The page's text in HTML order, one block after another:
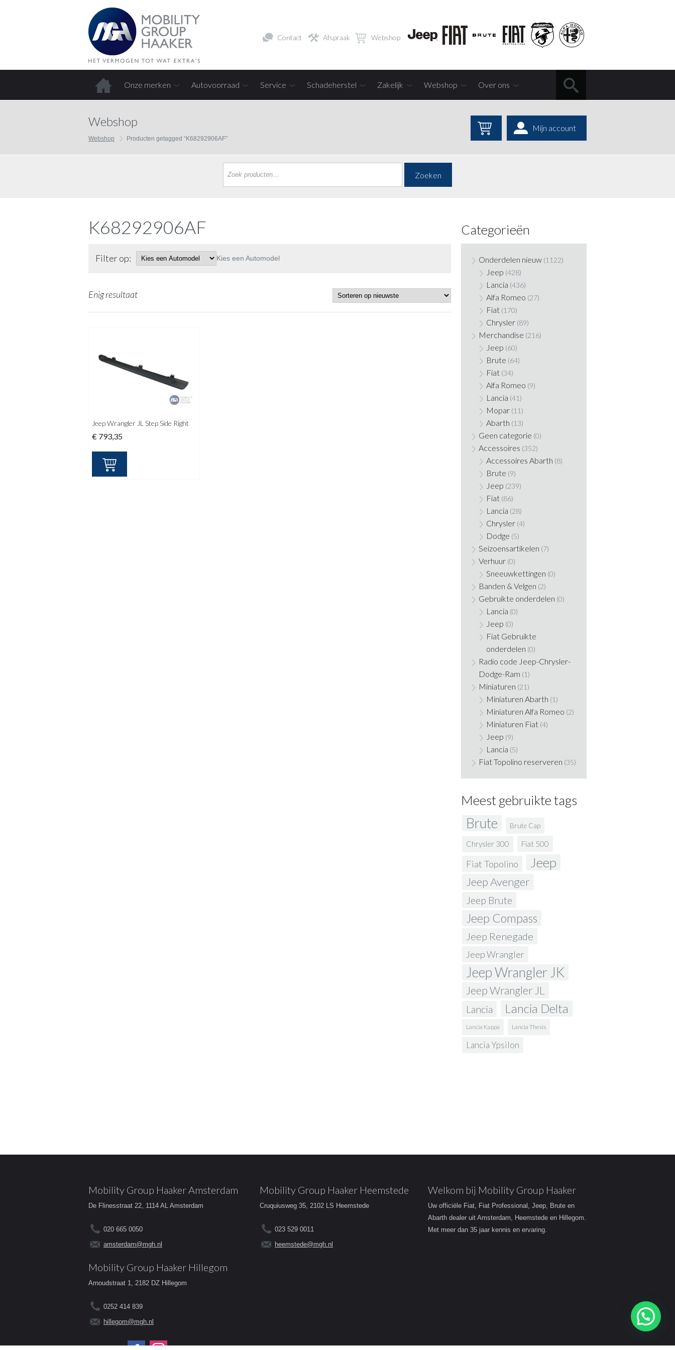
Contact Afspraak Webshop
Onze merken Autovoorraad Service Schadeherstel Zakelijk Webshop Over ons
Webshop
Webshop Producten getagged “K68292906AF”
Mijn account
Zoeken
K68292906AF
Filter op: Kies een Automodel
Enig resultaat
Jeep Wrangler JL Step Side Right
€ 793,35
Categorieën
Onderdelen nieuw (1122)
Jeep (428)
Lancia (436)
Alfa Romeo (27)
Fiat (170)
Chrysler (89)
Merchandise (216)
Jeep (60)
Brute (64)
Fiat (34)
Alfa Romeo (9)
Lancia (41)
Mopar (11)
Abarth (13)
Geen categorie (0)
Accessoires (352)
Accessoires Abarth (8)
Brute (9)
Jeep (239)
Fiat (86)
Lancia (28)
Chrysler (4)
Dodge (5)
Seizoensartikelen (7)
Verhuur (0)
Sneeuwkettingen (0)
Banden & Velgen (2)
Gebruikte onderdelen (0)
Lancia (0)
Jeep (0)
Fiat Gebruikte
onderdelen (0)
Radio code Jeep-Chrysler-
Dodge-Ram (1)
Miniaturen (21)
Miniaturen Abarth (1)
Miniaturen Alfa Romeo (2)
Miniaturen Fiat (4)
Jeep (9)
Lancia (5)
Fiat Topolino reserveren (35)
Meest gebruikte tags
Brute Brute Cap
Chrysler 300 Fiat 500
Fiat Topolino Jeep
Jeep Avenger
Jeep Brute
Jeep Compass
Jeep Renegade
Jeep Wrangler
Jeep Wrangler JK
Jeep Wrangler JL
Lancia Lancia Delta
Lancia Kappa Lancia Thesis
Lancia Ypsilon
Mobility Group Haaker Amsterdam
De Flinesstraat 22, 1114 AL Amsterdam
020 665 0050
amsterdam@mgh.nl
Mobility Group Haaker Heemstede
Cruquiusweg 35, 2102 LS Heemstede
023 529 0011
heemstede@mgh.nl
Mobility Group Haaker Hillegom
Arnoudstraat 1, 2182 DZ Hillegom
0252 414 839
hillegom@mgh.nl
Volg ons op:
Welkom bij Mobility Group Haaker
Uw officiële Fiat, Fiat Professional, Jeep, Brute en
Abarth dealer uit Amsterdam, Heemstede en Hillegom.
Met meer dan 35 jaar kennis en ervaring.